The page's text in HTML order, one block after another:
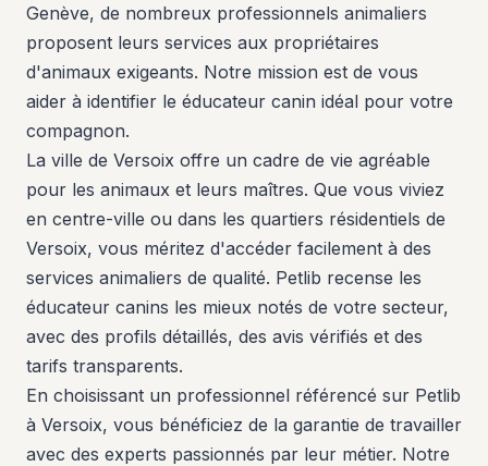
Genève, de nombreux professionnels animaliers
proposent leurs services aux propriétaires
d'animaux exigeants. Notre mission est de vous
aider à identifier le éducateur canin idéal pour votre
compagnon.
La ville de Versoix offre un cadre de vie agréable
pour les animaux et leurs maîtres. Que vous viviez
en centre-ville ou dans les quartiers résidentiels de
Versoix, vous méritez d'accéder facilement à des
services animaliers de qualité. Petlib recense les
éducateur canins les mieux notés de votre secteur,
avec des profils détaillés, des avis vérifiés et des
tarifs transparents.
En choisissant un professionnel référencé sur Petlib
à Versoix, vous bénéficiez de la garantie de travailler
avec des experts passionnés par leur métier. Notre